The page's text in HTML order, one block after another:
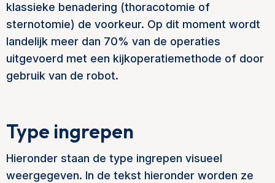
klassieke benadering (thoracotomie of
sternotomie) de voorkeur. Op dit moment wordt
landelijk meer dan 70% van de operaties
uitgevoerd met een kijkoperatiemethode of door
gebruik van de robot.
Type ingrepen
Hieronder staan de type ingrepen visueel
weergegeven. In de tekst hieronder worden ze